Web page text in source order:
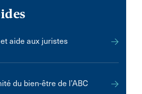
aide aux juristes
du bien-être de l’ABC